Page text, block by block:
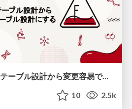
レガシーで硬直したテーブル設計から変更容易で柔軟なテーブル設計にする
10 2.5k